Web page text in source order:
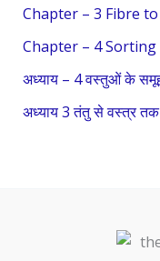
o
r
Chapter – 3 Fibre
Chapter – 4
अध्याय – 4 वस्तुओं के
अध्याय 3 तंतु से वस्त्र तक